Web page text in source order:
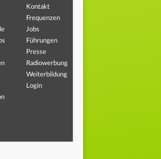
Kontakt
Frequenzen
Jobs
Führungen
Presse
Radiowerbung
Weiterbildung
Login